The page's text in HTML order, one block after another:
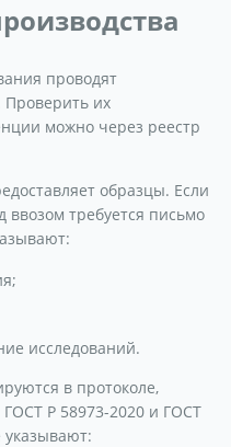
проводят
Проверить их
можно через реестр
образцы. Если
требуется письмо
исследований.
в протоколе,
Р 58973-2020 и ГОСТ
указывают: